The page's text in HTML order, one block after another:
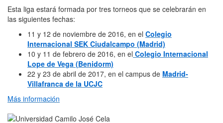
Esta liga estará formada por tres torneos que se celebrarán en
las siguientes fechas:
11 y 12 de noviembre de 2016, en el Colegio
Internacional SEK Ciudalcampo (Madrid)
10 y 11 de febrero de 2016, en el Colegio Internacional
Lope de Vega (Benidorm)
22 y 23 de abril de 2017, en el campus de Madrid-
Villafranca de la UCJC
Más información